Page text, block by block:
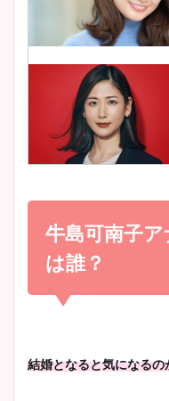
牛島可南子
は誰？
結婚となると気になる